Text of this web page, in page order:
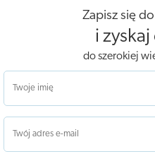
Zapisz się
i
do szerokiej